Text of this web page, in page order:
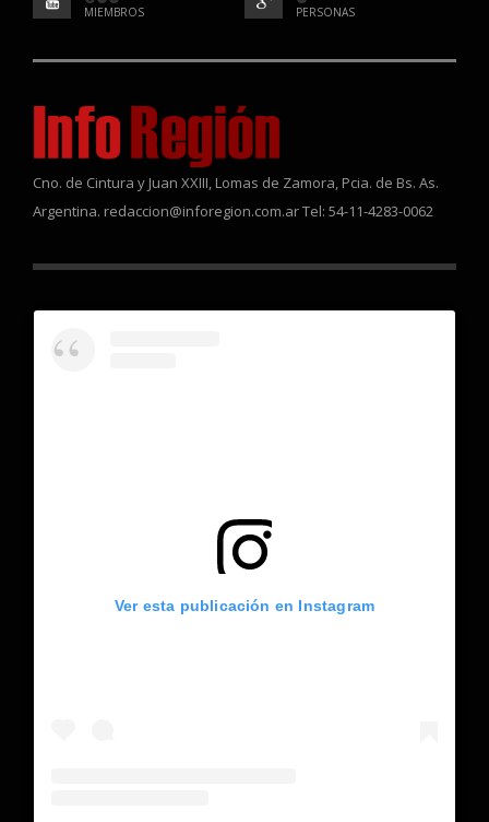
MIEMBROS PERSONAS
Cno. de Cintura y Juan XXIII, Lomas de Zamora, Pcia. de Bs. As.
Argentina. redaccion@inforegion.com.ar Tel: 54-11-4283-0062
Ver esta publicación en Instagram